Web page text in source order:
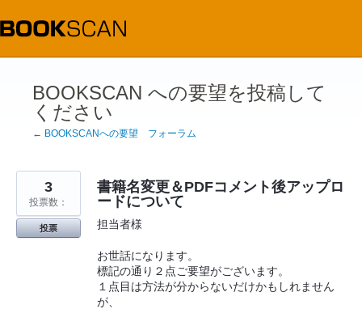
コ
ン
テ
BOOKSCAN への要望を投稿して
ください
← BOOKSCANへの要望 フォーラム
書籍名変更＆PDFコメント後アップロ
ードについて
担当者様
お世話になります。
標記の通り２点ご要望がございます。
１点目は方法が分からないだけかもしれません
が、
3
投票数：
投票